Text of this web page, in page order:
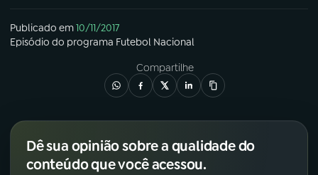
Publicado em10/11/2017
Episódio do programa Futebol Nacional
Compartilhe
Dê sua opinião sobre a qualidade do
conteúdo que você acessou.